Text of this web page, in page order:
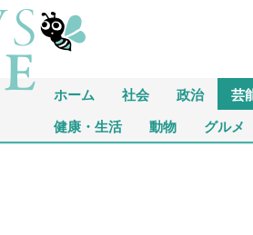
ホーム 社会 政治 芸
健康・生活 動物 グルメ